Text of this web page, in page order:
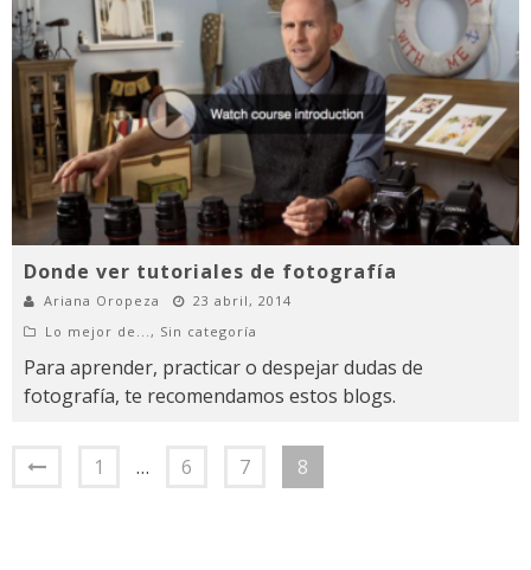
Donde ver tutoriales de fotografía
Ariana Oropeza
23 abril, 2014
Lo mejor de... , Sin categoría
Para aprender, practicar o despejar dudas de
fotografía, te recomendamos estos blogs.
1 … 6 7 8